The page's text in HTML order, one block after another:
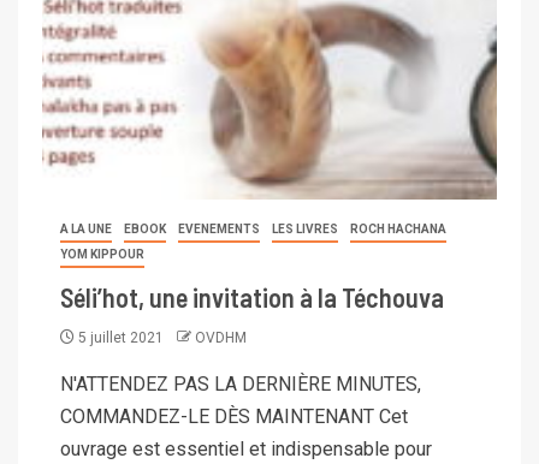
A LA UNE EBOOK EVENEMENTS LES LIVRES
ROCH HACHANA
YOM KIPPOUR
Séli’hot, une invitation à la Téchouva
5 juillet 2021 OVDHM
N'ATTENDEZ PAS LA DERNIÈRE MINUTES,
COMMANDEZ-LE DÈS MAINTENANT Cet
ouvrage est essentiel et indispensable pour